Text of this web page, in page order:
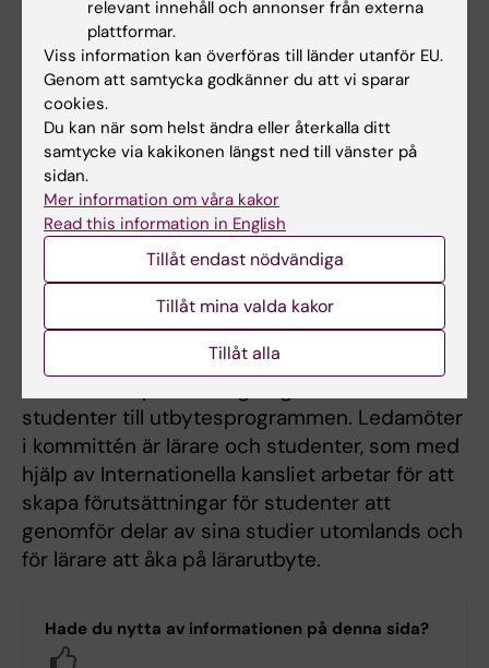
Päivi Vejby
Studievägledare, termin 5 - 6
Telefon:
+46852488059
E-post:
paivi.vejby@ki.se
NVS internationella kommitté
internationella kommitténansvarar för
programmens internationalisering. Kommittén
sluter avtal med utländska universitet,
studenter till utbytesprogrammen. Ledamöter
i kommittén är lärare och studenter, som med
hjälp av Internationella kansliet arbetar för att
skapa förutsättningar för studenter att
genomför delar av sina studier utomlands och
för lärare att åka på lärarutbyte.
Hade du nytta av informationen på denna sida?
relevant innehåll och annonser från externa
plattformar.
Viss information kan överföras till länder utanför EU.
Genom att samtycka godkänner du att vi sparar
cookies.
Du kan när som helst ändra eller återkalla ditt
samtycke via kakikonen längst ned till vänster på
sidan.
Mer information om våra kakor
Read this information in English
Tillåt endast nödvändiga
Tillåt mina valda kakor
Tillåt alla